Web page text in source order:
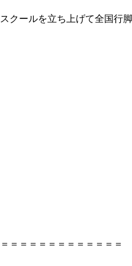
ールを立ち上げて全国行
＝＝＝＝＝＝＝＝＝＝＝＝